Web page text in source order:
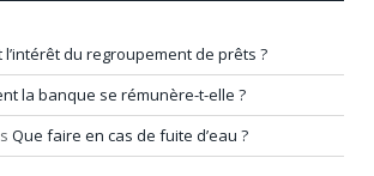
l’intérêt du regroupement de prêts ?
la banque se rémunère-t-elle ?
Que faire en cas de fuite d’eau ?